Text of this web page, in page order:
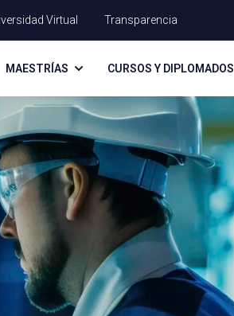
Virtual Transparencia
MAESTRÍAS CURSOS Y DIPLOMADOS